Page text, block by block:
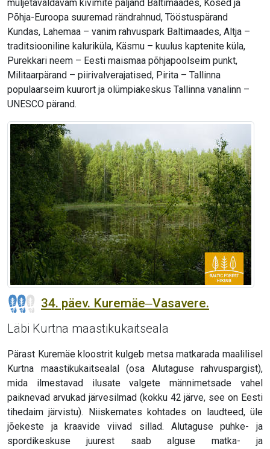
muljetavaldavam kivimite paljand Baltimaades, Kosed ja
Põhja-Euroopa suuremad rändrahnud, Tööstuspärand
Kundas, Lahemaa – vanim rahvuspark Baltimaades, Altja –
traditsiooniline kaluriküla, Käsmu – kuulus kaptenite küla,
Purekkari neem – Eesti maismaa põhjapoolseim punkt,
Militaarpärand – piirivalverajatised, Pirita – Tallinna
populaarseim kuurort ja olümpiakeskus Tallinna vanalinn –
UNESCO pärand.
34. päev. Kuremäe‒Vasavere.
Läbi Kurtna maastikukaitseala
Pärast Kuremäe kloostrit kulgeb metsa matkarada maalilisel
Kurtna maastikukaitsealal (osa Alutaguse rahvuspargist),
mida ilmestavad ilusate valgete männimetsade vahel
paiknevad arvukad järvesilmad (kokku 42 järve, see on Eesti
tihedaim järvistu). Niiskemates kohtades on laudteed, üle
jõekeste ja kraavide viivad sillad. Alutaguse puhke- ja
spordikeskuse juurest saab alguse matka- ja